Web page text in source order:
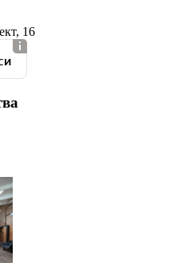
16